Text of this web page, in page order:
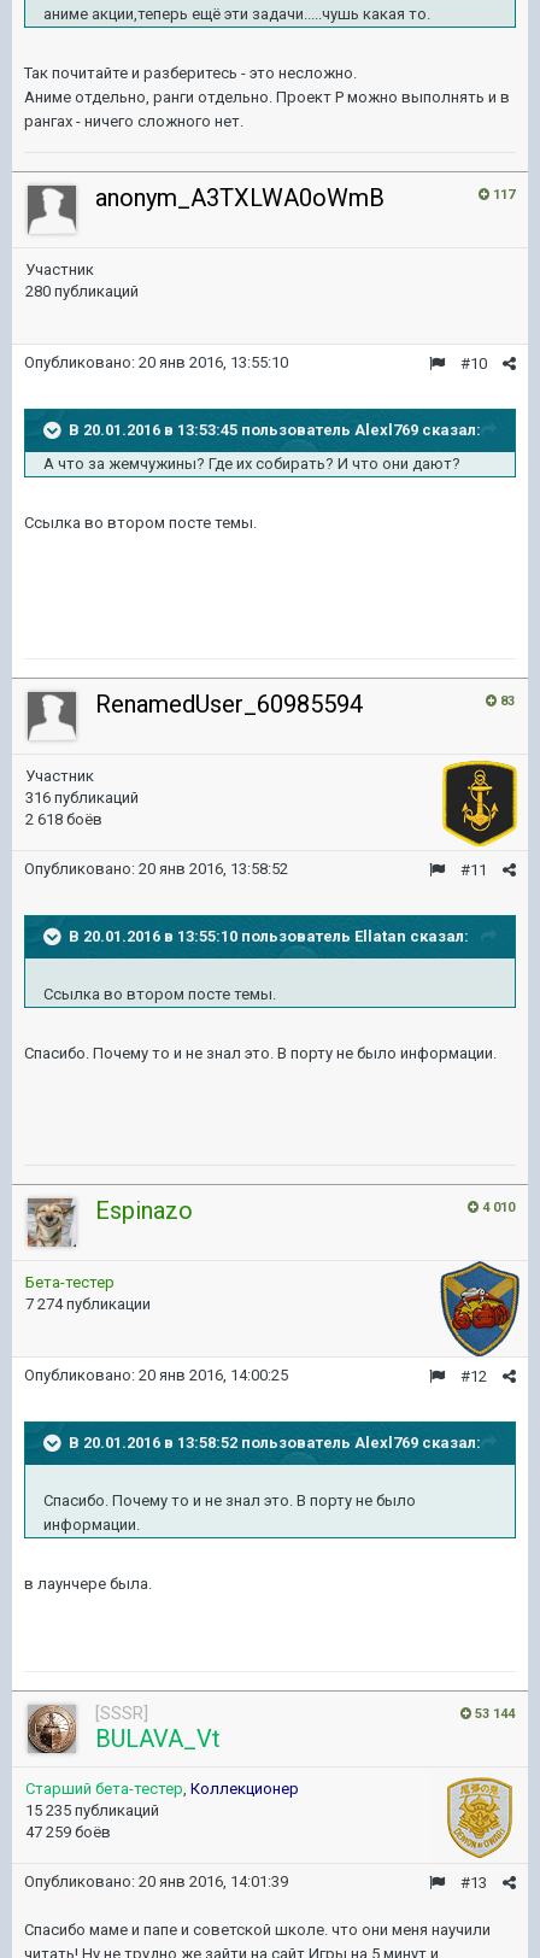
аниме акции,теперь ещё эти задачи.....чушь какая то.
Так почитайте и разберитесь - это несложно.
Аниме отдельно, ранги отдельно. Проект Р можно выполнять и в
рангах - ничего сложного нет.
117
anonym_A3TXLWA0oWmB
Участник
280 публикаций
#10
Опубликовано: 20 янв 2016, 13:55:10
В 20.01.2016 в 13:53:45 пользователь Alexl769 сказал:
А что за жемчужины? Где их собирать? И что они дают?
Ссылка во втором посте темы.
83
RenamedUser_60985594
Участник
316 публикаций
2 618 боёв
#11
Опубликовано: 20 янв 2016, 13:58:52
В 20.01.2016 в 13:55:10 пользователь Ellatan сказал:
Ссылка во втором посте темы.
Спасибо. Почему то и не знал это. В порту не было информации.
4 010
Espinazo
Бета-тестер
7 274 публикации
#12
Опубликовано: 20 янв 2016, 14:00:25
В 20.01.2016 в 13:58:52 пользователь Alexl769 сказал:
Спасибо. Почему то и не знал это. В порту не было
информации.
в лаунчере была.
53 144
[SSSR]
BULAVA_Vt
Старший бета-тестер, Коллекционер
15 235 публикаций
47 259 боёв
#13
Опубликовано: 20 янв 2016, 14:01:39
Спасибо маме и папе и советской школе. что они меня научили
читать! Ну не трудно же зайти на сайт Игры на 5 минут и